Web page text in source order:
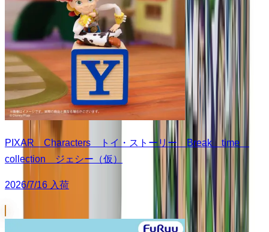
PIXAR Characters トイ・ストーリー Break time
collection ジェシー（仮）
2026/7/16 入荷